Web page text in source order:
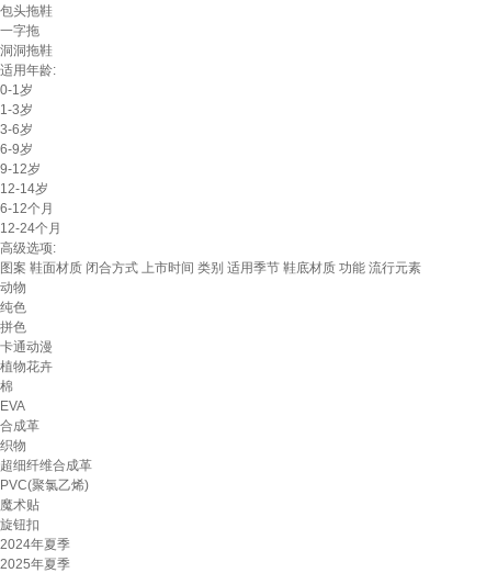
包头拖鞋
一字拖
洞洞拖鞋
适用年龄:
0-1岁
1-3岁
3-6岁
6-9岁
9-12岁
12-14岁
6-12个月
12-24个月
高级选项:
图案 鞋面材质 闭合方式 上市时间 类别 适用季节 鞋底材质 功能 流行元素
动物
纯色
拼色
卡通动漫
植物花卉
棉
EVA
合成革
织物
超细纤维合成革
PVC(聚氯乙烯)
魔术贴
旋钮扣
2024年夏季
2025年夏季